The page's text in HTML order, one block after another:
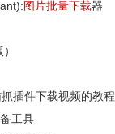
图片批量下载器
插件下载视频的教程
工具